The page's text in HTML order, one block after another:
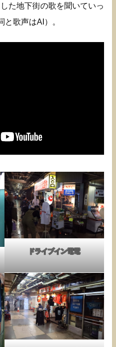
た地下街の歌を聞いていっ
歌声はAI）。
ドライブイン電電